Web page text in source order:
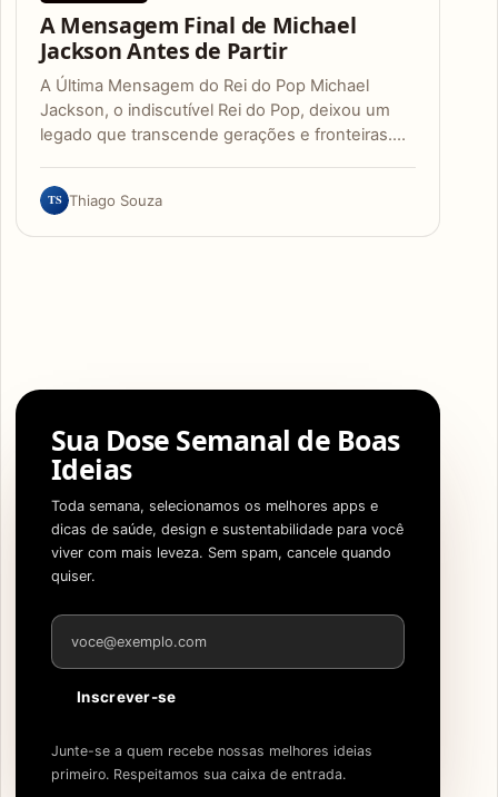
A Mensagem Final de Michael
Jackson Antes de Partir
A Última Mensagem do Rei do Pop Michael
Jackson, o indiscutível Rei do Pop, deixou um
legado que transcende gerações e fronteiras.…
TS Thiago Souza
Sua Dose Semanal de Boas
Ideias
Toda semana, selecionamos os melhores apps e
dicas de saúde, design e sustentabilidade para você
viver com mais leveza. Sem spam, cancele quando
quiser.
Endereço de e-mail
Inscrever-se
Junte-se a quem recebe nossas melhores ideias
primeiro. Respeitamos sua caixa de entrada.